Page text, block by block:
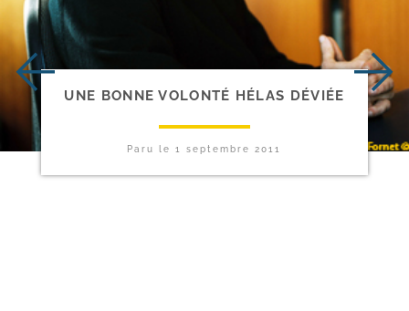
UNE BONNE VOLONTÉ HÉLAS DÉVIÉE
Paru le1 septembre 2011